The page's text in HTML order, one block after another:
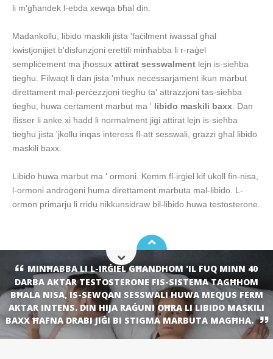
li m'għandek l-ebda xewqa bħal din.
Madankollu, libido maskili jista 'faċilment iwassal għal
kwistjonijiet b'disfunzjoni erettili minħabba li r-raġel
sempliċement ma jħossux attirat sesswalment lejn is-sieħba
tiegħu. Filwaqt li dan jista 'mhux neċessarjament ikun marbut
direttament mal-perċezzjoni tiegħu ta' attrazzjoni tas-sieħba
tiegħu, huwa ċertament marbut ma ' libido maskili baxx. Dan
ifisser li anke xi ħadd li normalment jiġi attirat lejn is-sieħba
tiegħu jista 'jkollu inqas interess fl-att sesswali, grazzi għal libido
maskili baxx.
Libido huwa marbut ma ' ormoni. Kemm fl-irġiel kif ukoll fin-nisa,
l-ormoni androġeni huma direttament marbuta mal-libido. L-
ormon primarju li rridu nikkunsidraw bil-libido huwa testosterone.
MINĦABBA LI L-IRĠIEL GĦANDHOM 'IL FUQ MINN 40
DARBA AKTAR TESTOSTERONE FIS-SISTEMA TAGĦHOM
BĦALA NISA, IS-SEWQAN SESSWALI HUWA MEQJUS FERM
AKTAR INTENS. DIN HIJA RAĠUNI OĦRA LI LIBIDO MASKILI
BAXX ĦAFNA DRABI JIĠI BI STIGMA MARBUTA MAGĦHA.